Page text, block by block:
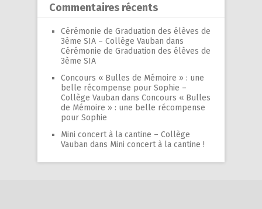
Commentaires récents
Cérémonie de Graduation des élèves de
3ème SIA – Collège Vauban dans
Cérémonie de Graduation des élèves de
3ème SIA
Concours « Bulles de Mémoire » : une
belle récompense pour Sophie –
Collège Vauban dans Concours « Bulles
de Mémoire » : une belle récompense
pour Sophie
Mini concert à la cantine – Collège
Vauban dans Mini concert à la cantine !